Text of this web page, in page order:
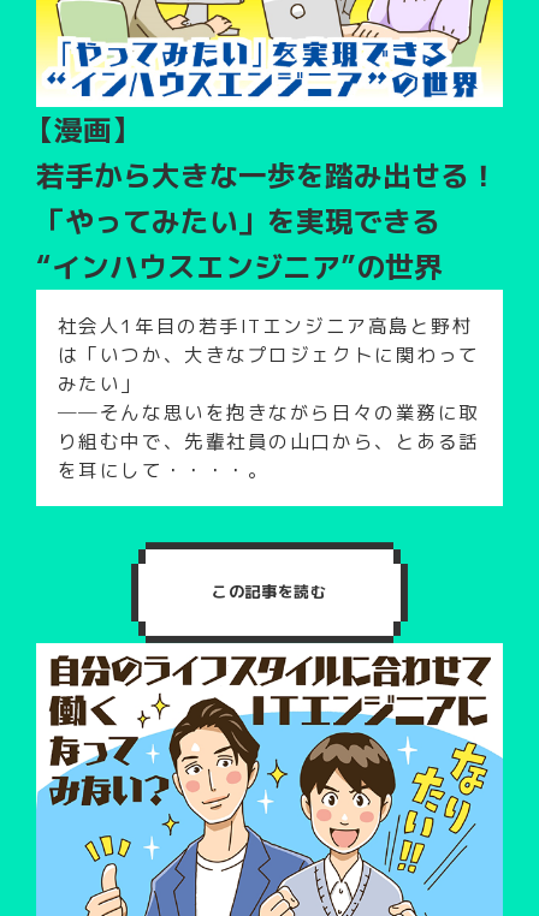
【漫画】
若手から大きな一歩を踏み出せる！
「やってみたい」を実現できる
“インハウスエンジニア”の世界
社会人1年目の若手ITエンジニア高島と野村
は「いつか、大きなプロジェクトに関わって
みたい」
──そんな思いを抱きながら日々の業務に取
り組む中で、先輩社員の山口から、とある話
を耳にして・・・・。
この記事を読む